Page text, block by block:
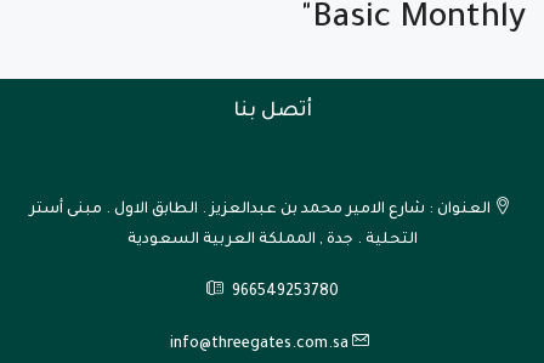
Basic Monthly"
أتصل بنا
العنوان : شارع الامير محمد بن عبدالعزيز . الطابق الاول . مبنى أستر
التحلية . جدة , المملكة العربية السعودية
966549253780
info@threegates.com.sa